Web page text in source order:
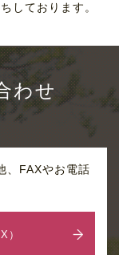
しております。
わせ
、FAXやお電話
）